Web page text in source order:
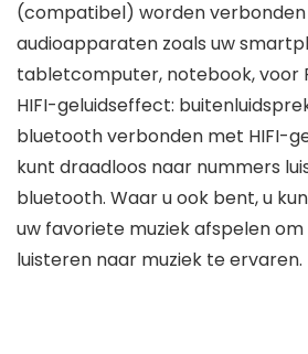
(compatibel) worden
audioapparaten zoals uw
tabletcomputer, notebook, voor
HIFI-geluidseffect:
bluetooth verbonden met HIFI-
kunt draadloos naar nummers
bluetooth. Waar u ook bent, u
uw favoriete muziek afspelen
luisteren naar muziek te ervaren.